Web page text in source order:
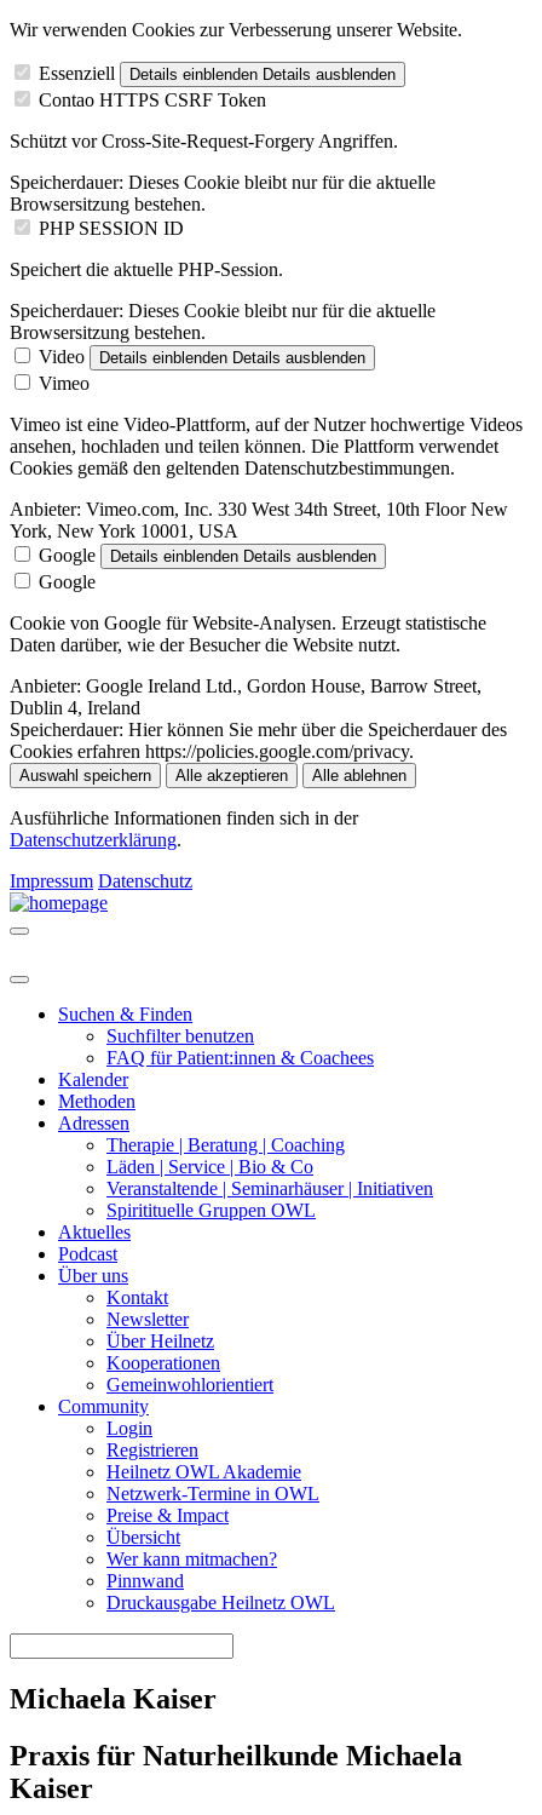
Wir verwenden Cookies zur Verbesserung unserer Website.
Essenziell Details einblenden Details ausblenden
Contao HTTPS CSRF Token
Schützt vor Cross-Site-Request-Forgery Angriffen.
Speicherdauer: Dieses Cookie bleibt nur für die aktuelle
Browsersitzung bestehen.
PHP SESSION ID
Speichert die aktuelle PHP-Session.
Speicherdauer: Dieses Cookie bleibt nur für die aktuelle
Browsersitzung bestehen.
Video
Details einblenden Details ausblenden
Vimeo
Vimeo ist eine Video-Plattform, auf der Nutzer hochwertige Videos
ansehen, hochladen und teilen können. Die Plattform verwendet
Cookies gemäß den geltenden Datenschutzbestimmungen.
Anbieter: Vimeo.com, Inc. 330 West 34th Street, 10th Floor New
York, New York 10001, USA
Google
Details einblenden Details ausblenden
Google
Cookie von Google für Website-Analysen. Erzeugt statistische
Daten darüber, wie der Besucher die Website nutzt.
Anbieter: Google Ireland Ltd., Gordon House, Barrow Street,
Dublin 4, Ireland
Speicherdauer: Hier können Sie mehr über die Speicherdauer des
Cookies erfahren https://policies.google.com/privacy.
Auswahl speichern Alle akzeptieren Alle ablehnen
Ausführliche Informationen finden sich in der
Datenschutzerklärung.
Impressum Datenschutz
Suchen & Finden
Suchfilter benutzen
FAQ für Patient:innen & Coachees
Kalender
Methoden
Adressen
Therapie | Beratung | Coaching
Läden | Service | Bio & Co
Veranstaltende | Seminarhäuser | Initiativen
Spiritituelle Gruppen OWL
Aktuelles
Podcast
Über uns
Kontakt
Newsletter
Über Heilnetz
Kooperationen
Gemeinwohlorientiert
Community
Login
Registrieren
Heilnetz OWL Akademie
Netzwerk-Termine in OWL
Preise & Impact
Übersicht
Wer kann mitmachen?
Pinnwand
Druckausgabe Heilnetz OWL
Michaela Kaiser
Praxis für Naturheilkunde Michaela
Kaiser